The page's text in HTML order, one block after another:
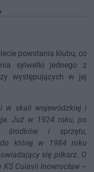
powstania klubu, co
sylwetki jednego z
występujących w jej
w skali wojewódzkiej i
Już w 1924 roku, po
środków i sprzętu,
której w 1984 roku
się piłkarz. O
Cuiavii Inowrocław –